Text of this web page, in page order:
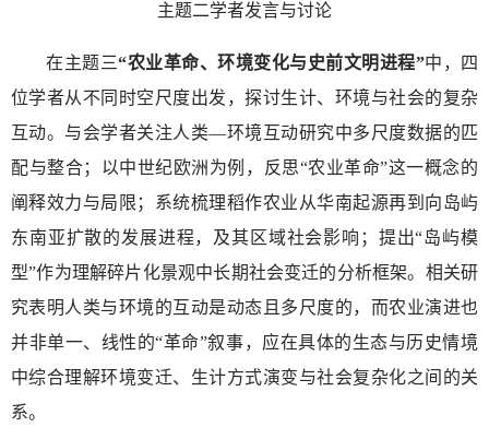
主题二学者发言与讨论
在主题三“农业革命、环境变化与史前文明进程”中，四
位学者从不同时空尺度出发，探讨生计、环境与社会的复杂
互动。与会学者关注人类—环境互动研究中多尺度数据的匹
配与整合；以中世纪欧洲为例，反思“农业革命”这一概念的
阐释效力与局限；系统梳理稻作农业从华南起源再到向岛屿
东南亚扩散的发展进程，及其区域社会影响；提出“岛屿模
型”作为理解碎片化景观中长期社会变迁的分析框架。相关研
究表明人类与环境的互动是动态且多尺度的，而农业演进也
并非单一、线性的“革命”叙事，应在具体的生态与历史情境
中综合理解环境变迁、生计方式演变与社会复杂化之间的关
系。